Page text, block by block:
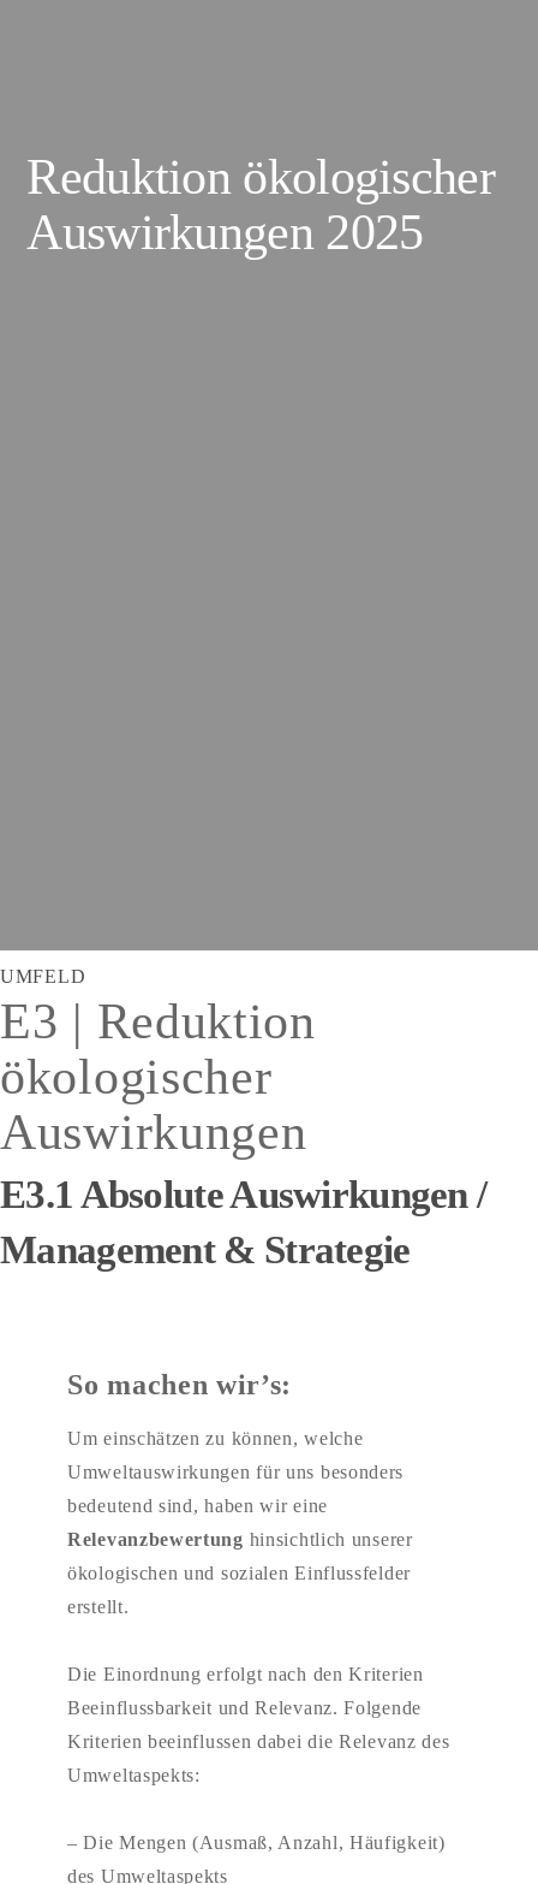
Reduktion ökologischer
Auswirkungen 2025
UMFELD
E3 | Reduktion
ökologischer
Auswirkungen
E3.1 Absolute Auswirkungen /
Management & Strategie
So machen wir’s:
Um einschätzen zu können, welche
Umweltauswirkungen für uns besonders
bedeutend sind, haben wir eine
Relevanzbewertung hinsichtlich unserer
ökologischen und sozialen Einflussfelder
erstellt.
Die Einordnung erfolgt nach den Kriterien
Beeinflussbarkeit und Relevanz. Folgende
Kriterien beeinflussen dabei die Relevanz des
Umweltaspekts:
– Die Mengen (Ausmaß, Anzahl, Häufigkeit)
des Umweltaspekts